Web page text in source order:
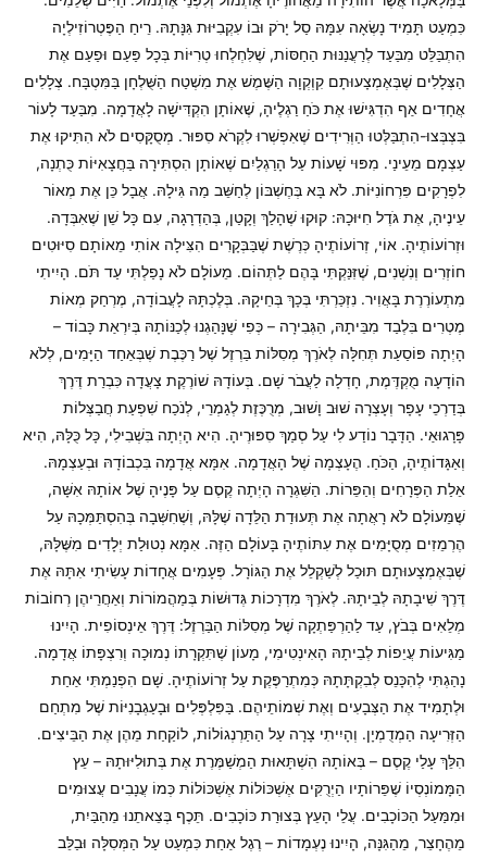
כִּמְעַט תָּמִיד נָשְׂאָה עִמָּהּ סַל יָרֹק וּבוֹ עִקְבִיּוּת גִּנָּתָהּ. רֵיחַ הַפֶּטְרוֹזִילְיָה
הִתְבַּלֵּט מִבַּעַד לְרַעֲנַנּוּת הַחַסּוֹת, שֶׁלִּחְלְחוּ טְרִיּוֹת בְּכָל פַּעַם וּפַעַם אֶת
הַצְּלָלִים שֶׁבְּאֶמְצָעוּתָם קִוְקְוָה הַשֶּׁמֶשׁ אֶת מִשְׁטַח הַשֻּׁלְחָן בַּמִּטְבָּח. צְלָלִים
אֲחָדִים אַף הִדְגִּישׁוּ אֶת כֹּחַ רַגְלֶיהָ, שֶׁאוֹתָן הִקְדִּישָׁה לָאֲדָמָה. מִבַּעַד לָעוֹר
בִּצְבְּצוּ-הִתְבַּלְּטוּ הַוְּרִידִים שֶׁאִפְשְׁרוּ לִקְרֹא סִפּוּר. מְסֻקָּסִים לֹא הִתִּיקוּ אֶת
עַצְמָם מֵעֵינַי. מִפּוּי שָׁעוֹת עַל הָרַגְלַיִם שֶׁאוֹתָן הִסְתִּירָה בַּחֲצָאִיּוֹת כֻּתְנָה,
לִפְרָקִים פִּרְחוֹנִיּוֹת. לֹא בָּא בְּחֶשְׁבּוֹן לְחַשֵּׁב מַה גִּילָהּ. אֲבָל כֵּן אֶת מְאוֹר
עֵינֶיהָ, אֶת גֹּדֶל חִיּוּכָהּ: קוּקוּ שֶׁהָלַךְ וְקָטַן, בְּהַדְרָגָה, עִם כָּל שֵׁן שֶׁאִבְּדָה.
וּזְרוֹעוֹתֶיהָ. אוֹי, זְרוֹעוֹתֶיהָ כְּרֶשֶׁת שֶׁבַּבְּקָרִים הִצִּילָה אוֹתִי מֵאוֹתָם סִיּוּטִים
חוֹזְרִים וְנִשְׁנִים, שֶׁזִּנַּקְתִּי בָּהֶם לַתְּהוֹם. מֵעוֹלָם לֹא נָפַלְתִּי עַד תֹּם. הָיִיתִי
מִתְעוֹרֶרֶת בָּאֲוִיר. נִזְכַּרְתִּי בְּכָךְ בְּחֵיקָהּ. בְּלֶכְתָּהּ לָעֲבוֹדָה, מֶרְחַק מְאוֹת
מֶטְרִים בִּלְבַד מִבֵּיתָהּ, הַגְּבִירָה – כְּפִי שֶׁנָּהַגְנוּ לְכַנּוֹתָהּ בְּיִרְאַת כָּבוֹד –
הָיְתָה פּוֹסַעַת תְּחִלָּה לְאֹרֶךְ מְסִלּוֹת בַּרְזֶל שֶׁל רַכֶּבֶת שֶׁבְּאַחַד הַיָּמִים, לְלֹא
הוֹדָעָה מֻקְדֶּמֶת, חָדְלָה לַעֲבֹר שָׁם. בְּעוֹדָהּ שׁוֹרֶקֶת צָעֲדָה כִּבְרַת דֶּרֶךְ
בְּדַרְכֵי עָפָר וְעָצְרָה שׁוּב וָשׁוּב, מְרֻכֶּזֶת לְגַמְרֵי, לְנֹכַח שִׁפְעַת חֲבַצְּלוֹת
פָּרָגוּאַי. הַדָּבָר נוֹדַע לִי עַל סְמַךְ סִפּוּרֶיהָ. הִיא הָיְתָה בִּשְׁבִילִי, כָּל כֻּלָּהּ, הִיא
וְאַגָּדוֹתֶיהָ, הַכֹּחַ. הֶעָצְמָה שֶׁל הָאֲדָמָה. אִמָּא אֲדָמָה בִּכְבוֹדָהּ וּבְעַצְמָהּ.
אֵלַת הַפְּרָחִים וְהַפֵּרוֹת. הַשִּׁגְרָה הָיְתָה קֶסֶם עַל פָּנֶיהָ שֶׁל אוֹתָהּ אִשָּׁה,
שֶׁמֵּעוֹלָם לֹא רָאֲתָה אֶת תְּעוּדַת הַלֵּדָה שֶׁלָּהּ, וְשֶׁחִשְּׁבָה בְּהִסְתַּמְּכָהּ עַל
הֶרְמֵזִים מְסֻיָּמִים אֶת עִתּוֹתֶיהָ בָּעוֹלָם הַזֶּה. אִמָּא נְטוּלַת יְלָדִים מִשֶּׁלָּהּ,
שֶׁבְּאֶמְצָעוּתָם תּוּכַל לְשַׁקְלֵל אֶת הַגּוֹרָל. פְּעָמִים אֲחָדוֹת עָשִׂיתִי אִתָּהּ אֶת
דֶּרֶךְ שִׁיבָתָהּ לְבֵיתָהּ. לְאֹרֶךְ מִדְרָכוֹת גְּדוּשׁוֹת בְּמַהֲמוֹרוֹת וְאַחֲרֵיהֶן רְחוֹבוֹת
מְלֵאִים בְּבֹץ, עַד לַהַרְפַּתְקָה שֶׁל מְסִלּוֹת הַבַּרְזֶל: דֶּרֶךְ אֵינְסוֹפִית. הָיִינוּ
מַגִּיעוֹת עֲיֵפוֹת לְבֵיתָהּ הָאִינְטִימִי, מָעוֹן שֶׁתִּקְרָתוֹ נְמוּכָה וְרִצְפָּתוֹ אֲדָמָה.
נָהַגְתִּי לְהִכָּנֵס לְבִקְתָּתָהּ כְּמִתְרַפֶּקֶת עַל זְרוֹעוֹתֶיהָ. שָׁם הִפְנַמְתִּי אַחַת
וּלְתָמִיד אֶת הַצְּבָעִים וְאֶת שְׁמוֹתֵיהֶם. בַּפִּלְפְּלִים וּבָעַגְבָנִיּוֹת שֶׁל מִתְחַם
הַזְּרִיעָה הַמְדֻמְיָן. וְהָיִיתִי צָרָה עַל הַתַּרְנְגוֹלוֹת, לוֹקַחַת מֵהֶן אֶת הַבֵּיצִים.
הִלֵּךְ עָלַי קֶסֶם – בְּאוֹתָהּ הִשְׁתָּאוּת הַמְשַׁמֶּרֶת אֶת בְּתוּלִיּוּתָהּ – עֵץ
הַמָּמוֹנְסְיוֹ שֶׁפֵּרוֹתָיו הַיְרֻקִּים אֶשְׁכּוֹלוֹת אֶשְׁכּוֹלוֹת כְּמוֹ עֲנָבִים עֲצוּמִים
וּמִמַּעַל הַכּוֹכָבִים. עֲלֵי הָעֵץ בְּצוּרַת כּוֹכָבִים. תֵּכֶף בְּצֵאתֵנוּ מֵהַבַּיִת,
מֵהֶחָצֵר, מֵהַגִּנָּה, הָיִינוּ נֶעְמָדוֹת – רֶגֶל אַחַת כִּמְעַט עַל הַמְּסִלָּה וּבַלֵּב